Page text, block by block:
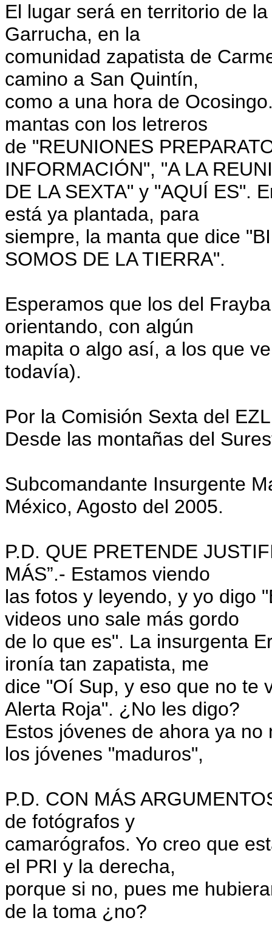
El lugar será en territorio de
Garrucha, en la
comunidad zapatista de
camino a San Quintín,
como a una hora de
mantas con los letreros
de "REUNIONES
INFORMACIÓN", "A LA
DE LA SEXTA" y "AQUÍ ES".
está ya plantada, para
siempre, la manta que dice
SOMOS DE LA TIERRA".
Esperamos que los del
orientando, con algún
mapita o algo así, a los que
todavía).
Por la Comisión Sexta del
Desde las montañas del
Subcomandante Insurgente
México, Agosto del 2005.
P.D. QUE PRETENDE
MÁS”.- Estamos viendo
las fotos y leyendo, y yo digo
videos uno sale más gordo
de lo que es". La insurgenta
ironía tan zapatista, me
dice "Oí Sup, y eso que no te
Alerta Roja". ¿No les digo?
Estos jóvenes de ahora ya
los jóvenes "maduros",
P.D. CON MÁS
de fotógrafos y
camarógrafos. Yo creo que
el PRI y la derecha,
porque si no, pues me
de la toma ¿no?